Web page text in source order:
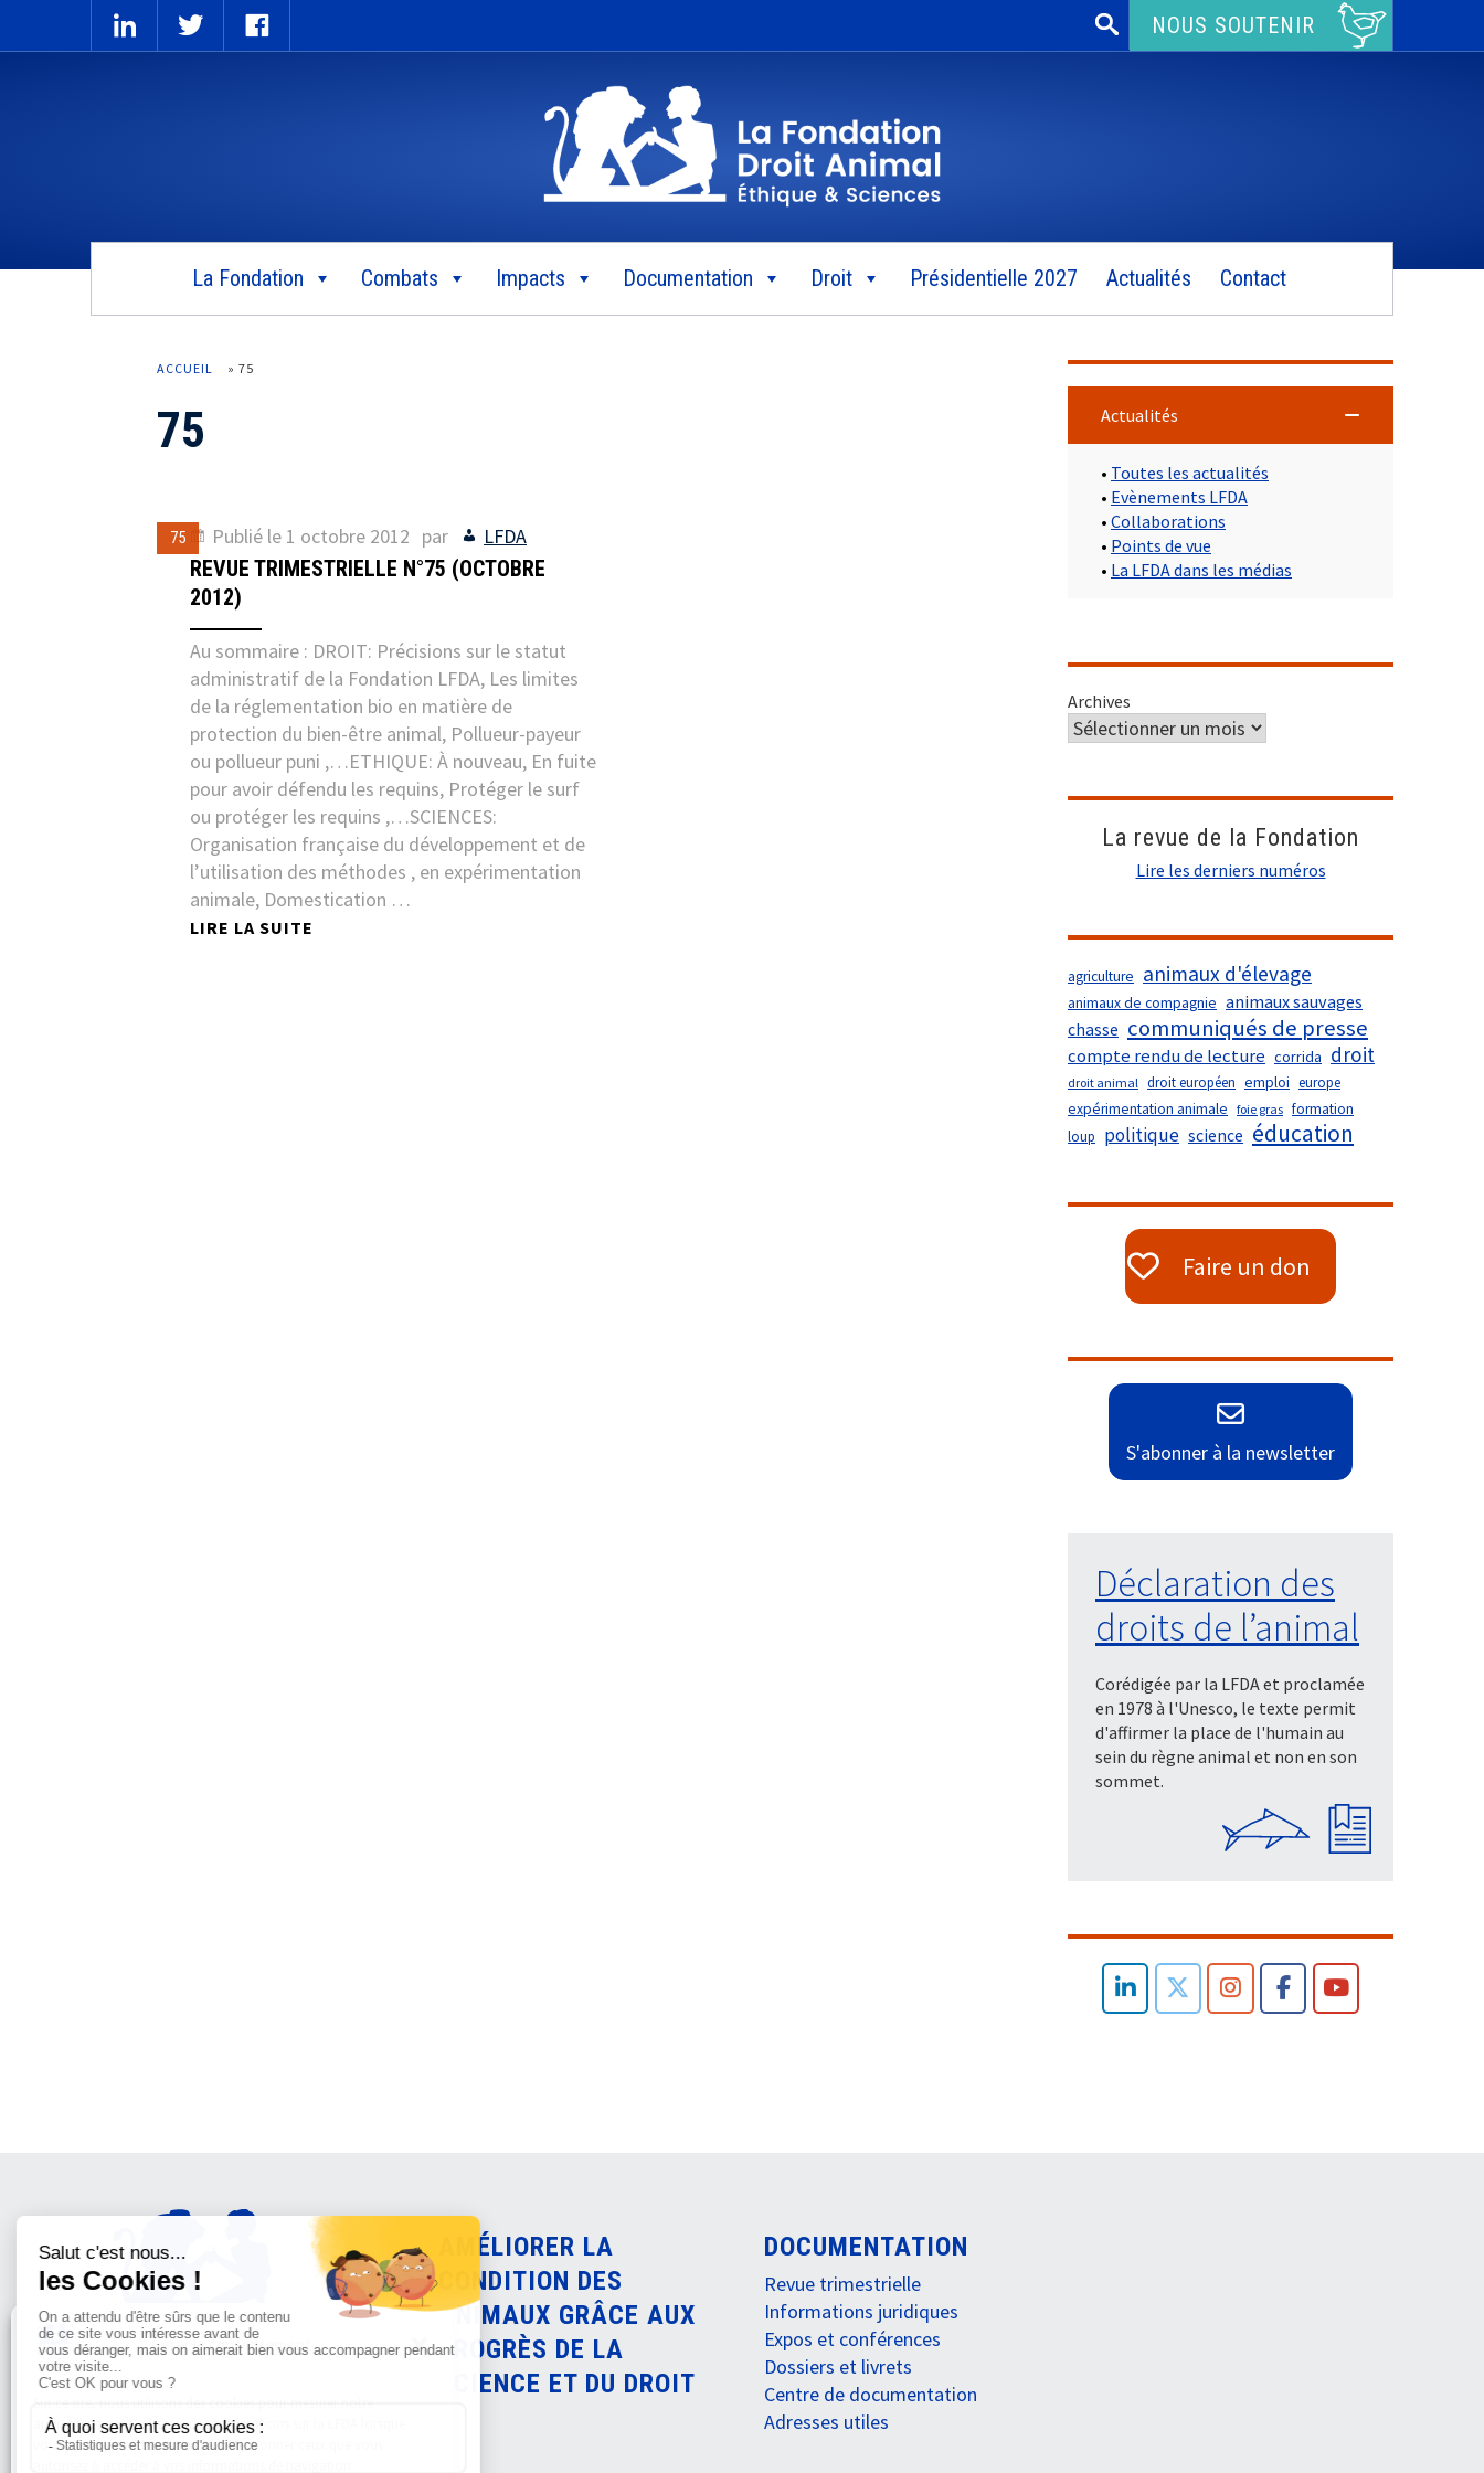
Gérer le consentement
audience et vous adresser des informations sur la LFDA lorsque
vous y consentez. Vous pouvez sélectionner ceux que vous
Rechercher :NOUS SOUTENIR
La Fondation Combats Impacts Documentation Droit Présidentielle 2027 Actualités Contact
ACCUEIL » 75
75
75 Publié le 1 octobre 2012 par LFDA
REVUE TRIMESTRIELLE N°75 (OCTOBRE
2012)
Au sommaire : DROIT: Précisions sur le statut
administratif de la Fondation LFDA, Les limites
de la réglementation bio en matière de
protection du bien-être animal, Pollueur-payeur
ou pollueur puni ,…ETHIQUE: À nouveau, En fuite
pour avoir défendu les requins, Protéger le surf
ou protéger les requins ,…SCIENCES:
Organisation française du développement et de
l’utilisation des méthodes , en expérimentation
animale, Domestication …
LIRE LA SUITE
Actualités
• Toutes les actualités
• Evènements LFDA
• Collaborations
• Points de vue
• La LFDA dans les médias
Archives
La revue de la Fondation
Lire les derniers numéros
agriculture animaux d'élevage
animaux de compagnie animaux sauvages
chasse communiqués de presse
compte rendu de lecture corrida droit
droit animal droit européen emploi europe
expérimentation animale foie gras formation
loup politique science éducation
Faire un don
S'abonner à la newsletter
Déclaration des
droits de l’animal
Corédigée par la LFDA et proclamée
en 1978 à l'Unesco, le texte permit
d'affirmer la place de l'humain au
sein du règne animal et non en son
sommet.
AMÉLIORER LA
CONDITION DES
ANIMAUX GRÂCE AUX
PROGRÈS DE LA
SCIENCE ET DU DROIT
DOCUMENTATION
Revue trimestrielle
Informations juridiques
Expos et conférences
Dossiers et livrets
Centre de documentation
Adresses utiles